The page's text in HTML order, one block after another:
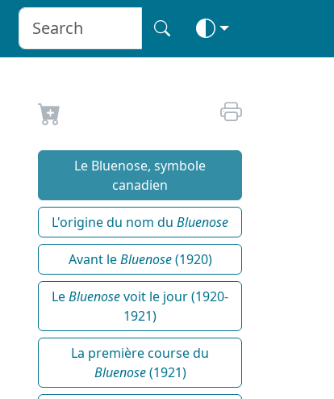
Le Bluenose, symbole
canadien
L'origine du nom du Bluenose
Avant leBluenose(1920)
LeBluenosevoit le jour (1920-
1921)
La première course du
Bluenose(1921)